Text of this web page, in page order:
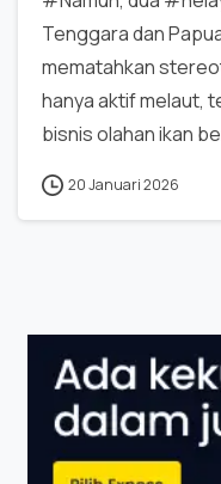
Tenggara dan
mematahkan
hanya aktif melaut,
bisnis olahan ikan
20 Januari 2026